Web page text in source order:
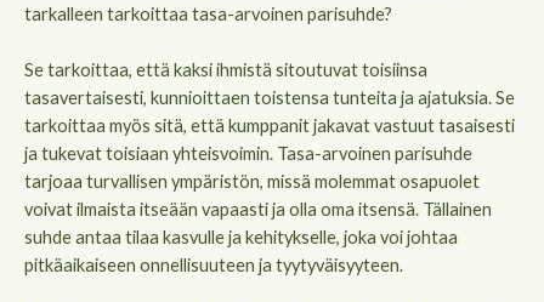
tarkalleen tarkoittaa tasa-arvoinen parisuhde?
Se tarkoittaa, että kaksi ihmistä sitoutuvat toisiinsa
tasavertaisesti, kunnioittaen toistensa tunteita ja ajatuksia. Se
tarkoittaa myös sitä, että kumppanit jakavat vastuut tasaisesti
ja tukevat toisiaan yhteisvoimin. Tasa-arvoinen parisuhde
tarjoaa turvallisen ympäristön, missä molemmat osapuolet
voivat ilmaista itseään vapaasti ja olla oma itsensä. Tällainen
suhde antaa tilaa kasvulle ja kehitykselle, joka voi johtaa
pitkäaikaiseen onnellisuuteen ja tyytyväisyyteen.